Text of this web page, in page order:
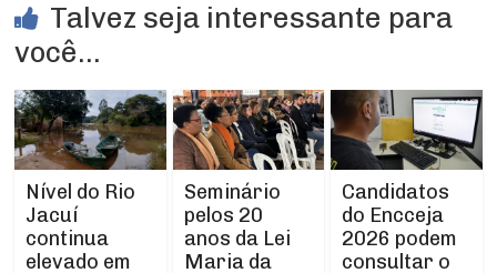
Talvez seja interessante para
você...
Nível do Rio
Jacuí
continua
elevado em
Seminário
pelos 20
anos da Lei
Maria da
Candidatos
do Encceja
2026 podem
consultar o